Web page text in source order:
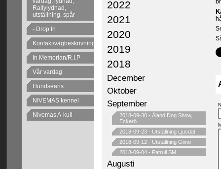
Rallylydnad,
utställning, spår
- Drop In
Kontakt/vägbeskrivning
In Memorian/R.I.P
Vår vardag
Hundseans
NIVEMAS kennel
Nivemas A-kull
2022
2021
2020
2019
2018
December
Oktober
September
2018-09-30 - Åland Dog Show,
Eckerö
2018-09-23 - Utställning Ljusdal
2018-09-12 - Utställning Gimo
2018-09-04 - Patrull SM
Augusti